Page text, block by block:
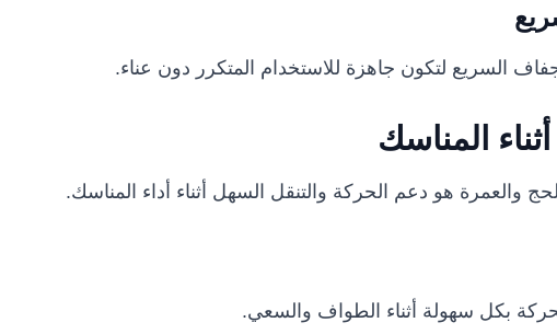
السريع لتكون جاهزة للاستخدام المتكرر دون عناء.
المناسك
والعمرة هو دعم الحركة والتنقل السهل أثناء أداء المناسك.
بكل سهولة أثناء الطواف والسعي.